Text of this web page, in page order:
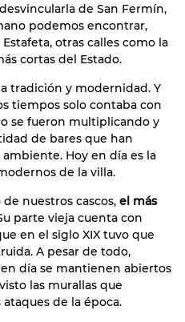
de San Fermín,
podemos encontrar,
otras calles como la
cortas del Estado.
tradición y modernidad. Y
tiempos solo contaba con
se fueron multiplicando y
de bares que han
Hoy en día es la
de la villa.
nuestros cascos, el más
parte vieja cuenta con
en el siglo XIX tuvo que
A pesar de todo,
día se mantienen abiertos
las murallas que
de la época.